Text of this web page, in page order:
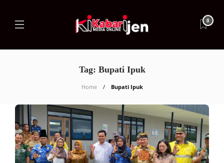
0
Tag: Bupati Ipuk
Home Bupati Ipuk